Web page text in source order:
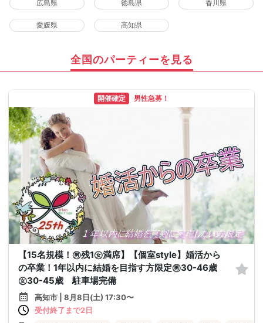
広島県 徳島県 香川県
愛媛県 高知県
全国のパーティーを見る
開催確定 男性急募！
【15名規模！㊚残1㊛満席】【個室style】婚活から
の卒業！1年以内に結婚を目指す方限定㊚30-46歳
㊛30-45歳 駐車場完備
高知市 | 8月8日(土) 17:30〜
受付終了まで2日